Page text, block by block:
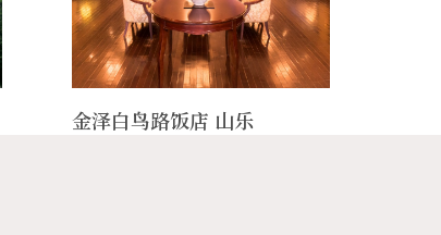
金泽白鸟路饭店 山乐